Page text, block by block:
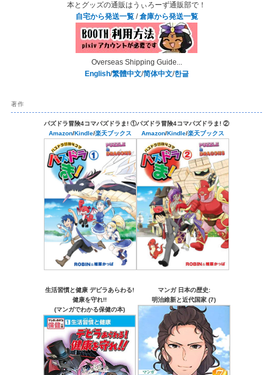
本とグッズの通販はうぃろーず通販部で！
自宅から発送一覧/倉庫から発送一覧
Overseas Shipping Guide...
English/繁體中文/简体中文/한글
著作
パズドラ冒険4コマパズドラま! ①
Amazon/Kindle/楽天ブックス
パズドラ冒険4コマパズドラま! ②
Amazon/Kindle/楽天ブックス
生活習慣と健康 デビラあらわる!
健康を守れ!!
(マンガでわかる保健の本)
マンガ 日本の歴史:
明治維新と近代国家 (7)